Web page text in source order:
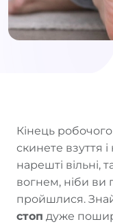
Кінець
скинете взуття
нарешті вільні,
вогнем, ніби ви
пройшлися.
стоп дуже